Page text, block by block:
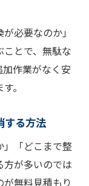
必要なのか」
とで、無駄な
作業がなく安
。
する方法
」「どこまで整
が多いのでは
無料見積もり